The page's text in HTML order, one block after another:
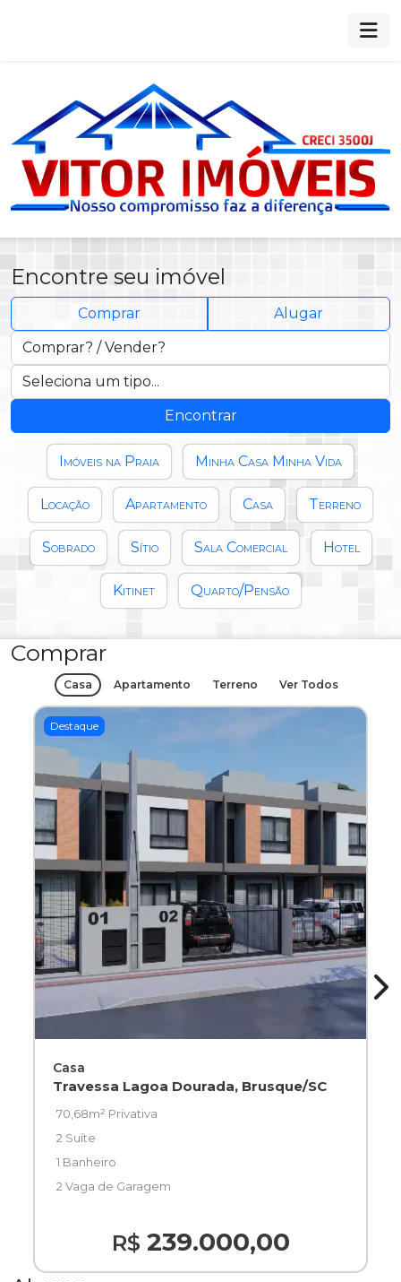
Vitor Imóveis — Imóveis à
Encontre seu imóvel
Comprar Alugar
Encontrar
Imóveis na Praia Minha Casa Minha Vida
Locação Apartamento Casa Terreno
Sobrado Sítio Sala Comercial Hotel
Kitinet Quarto/Pensão
Comprar
Casa Apartamento Terreno Ver Todos
Destaque
Casa
Travessa Lagoa Dourada, Brusque/SC
70,68m² Privativa
2 Suíte
1 Banheiro
2 Vaga de Garagem
R$ 239.000,00